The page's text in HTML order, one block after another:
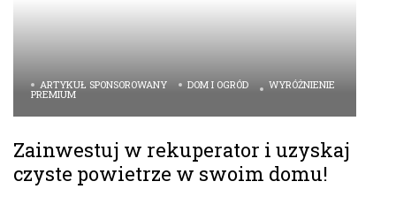
ARTYKUŁ SPONSOROWANY DOM I OGRÓD WYRÓŻNIENIE
PREMIUM
Zainwestuj w rekuperator i uzyskaj
czyste powietrze w swoim domu!